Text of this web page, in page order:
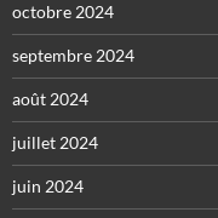
octobre 2024
septembre 2024
août 2024
juillet 2024
juin 2024